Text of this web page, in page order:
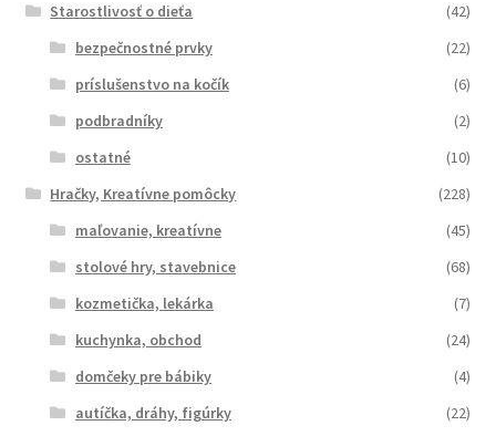
Starostlivosť o dieťa
(42)
bezpečnostné prvky
(22)
príslušenstvo na kočík
(6)
podbradníky
(2)
ostatné
(10)
Hračky, Kreatívne pomôcky
(228)
maľovanie, kreatívne
(45)
stolové hry, stavebnice
(68)
kozmetička, lekárka
(7)
kuchynka, obchod
(24)
domčeky pre bábiky
(4)
autíčka, dráhy, figúrky
(22)